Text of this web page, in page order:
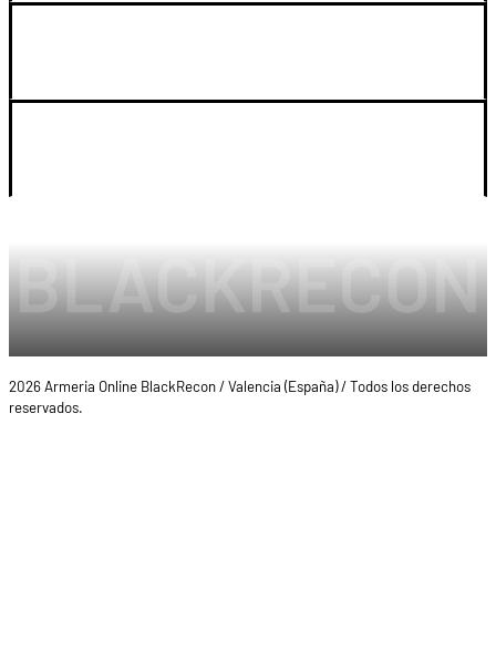
2026 Armeria Online BlackRecon / Valencia (España) / Todos los derechos
reservados.